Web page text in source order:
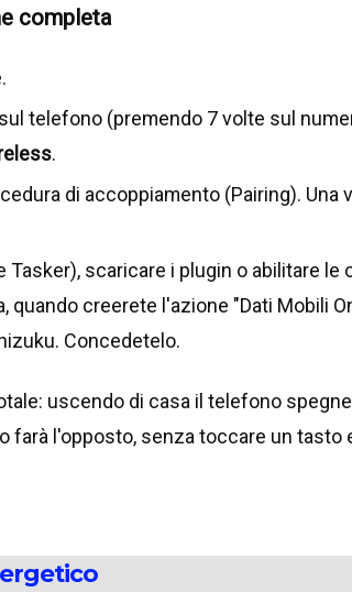
completa
telefono (premendo 7 volte sul
.
di accoppiamento (Pairing). Una
Tasker), scaricare i plugin o abilitare le
quando creerete l'azione "Dati Mobili
Concedetelo.
uscendo di casa il telefono
farà l'opposto, senza toccare un tasto